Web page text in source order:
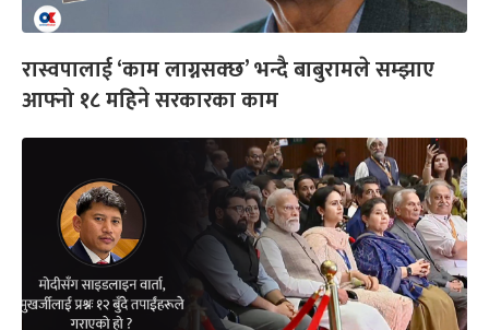
रास्वपालाई ‘काम लाग्नसक्छ’ भन्दै बाबुरामले सम्झाए
आफ्नो १८ महिने सरकारका काम